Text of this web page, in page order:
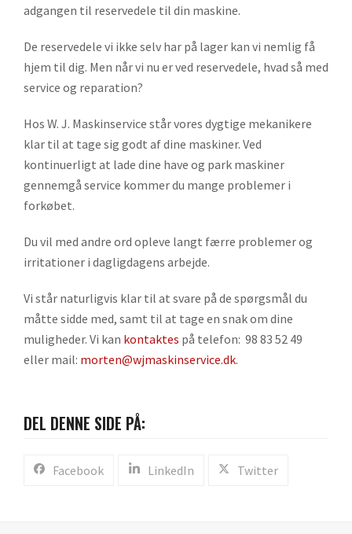
adgangen til reservedele til din maskine.
De reservedele vi ikke selv har på lager kan vi nemlig få
hjem til dig. Men når vi nu er ved reservedele, hvad så med
service og reparation?
Hos W. J. Maskinservice står vores dygtige mekanikere
klar til at tage sig godt af dine maskiner. Ved
kontinuerligt at lade dine have og park maskiner
gennemgå service kommer du mange problemer i
forkøbet.
Du vil med andre ord opleve langt færre problemer og
irritationer i dagligdagens arbejde.
Vi står naturligvis klar til at svare på de spørgsmål du
måtte sidde med, samt til at tage en snak om dine
muligheder. Vi kan kontaktes på telefon: 98 83 52 49
eller mail: morten@wjmaskinservice.dk.
DEL DENNE SIDE PÅ:
Facebook LinkedIn Twitter